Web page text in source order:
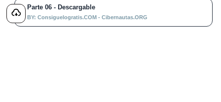
Parte 06 - Descargable
BY: Consiguelogratis.COM - Cibernautas.ORG